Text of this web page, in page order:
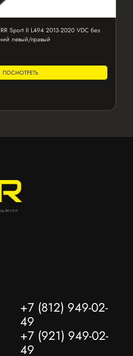
Sport II L494 2013-2020 VDC без
левый/правый
ПОСМОТРЕТЬ
+7 (812) 949-02-
49
+7 (921) 949-02-
49